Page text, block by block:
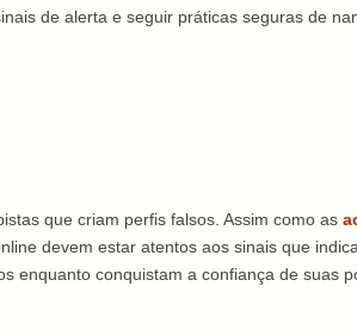
de alerta e seguir práticas seguras de
que criam perfis falsos. Assim como as
devem estar atentos aos sinais que
enquanto conquistam a confiança de suas